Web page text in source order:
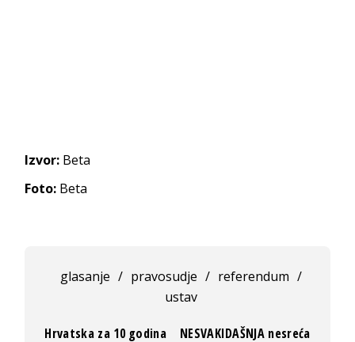
Izvor: Beta
Foto: Beta
glasanje / pravosudje / referendum /
ustav
Hrvatska za 10 godina
NESVAKIDAŠNJA nesreća